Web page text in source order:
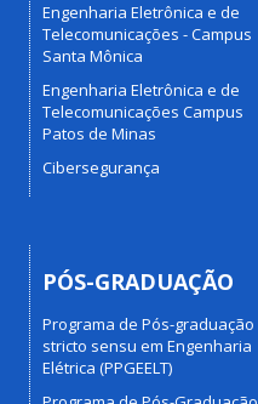
Engenharia Eletrônica e de
Telecomunicações - Campus
Santa Mônica
Engenharia Eletrônica e de
Telecomunicações Campus
Patos de Minas
Cibersegurança
PÓS-GRADUAÇÃO
Programa de Pós-graduação
stricto sensu em Engenharia
Elétrica (PPGEELT)